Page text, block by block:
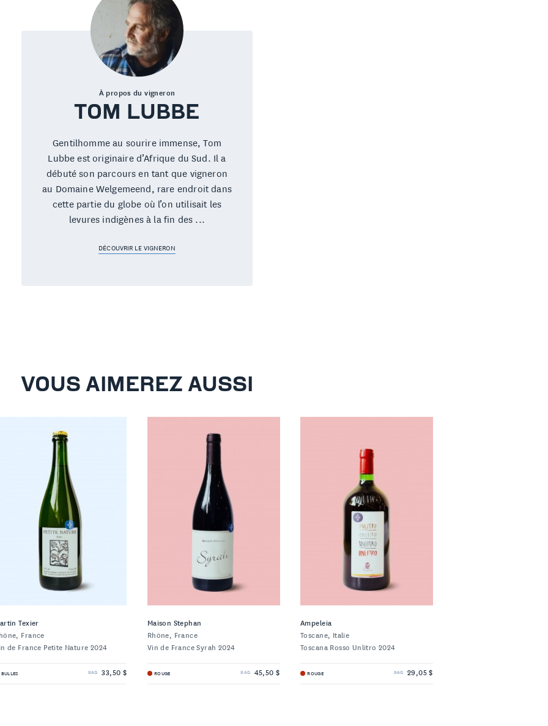
À propos du vigneron
TOM LUBBE
Gentilhomme au sourire immense, Tom
Lubbe est originaire d’Afrique du Sud. Il a
débuté son parcours en tant que vigneron
au Domaine Welgemeend, rare endroit dans
cette partie du globe où l’on utilisait les
levures indigènes à la fin des ...
DÉCOUVRIR LE VIGNERON
VOUS AIMEREZ AUSSI
Texier
France
de France Petite Nature 2024
BULLES SAQ 33,50 $
Maison Stephan
Rhône, France
Vin de France Syrah 2024
ROUGE SAQ 45,50 $
Ampeleia
Toscane, Italie
Toscana Rosso Unlitro 2024
ROUGE SAQ 29,05 $